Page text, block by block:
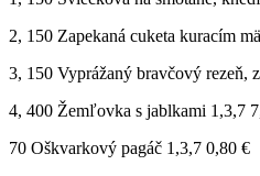
2, 150 Zapekaná cuketa kuracím
3, 150 Vyprážaný bravčový rezeň,
4, 400 Žemľovka s jablkami 1,3,7
70 Oškvarkový pagáč 1,3,7 0,80 €